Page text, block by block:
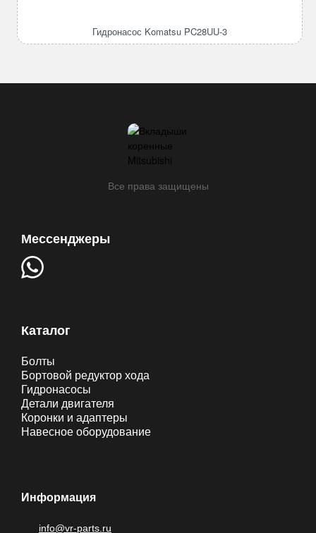
3
Гидронасос Komatsu PC28UU-3
Все права защищены
Мессенджеры
Каталог
Болты
Бортовой редуктор хода
Гидронасосы
Детали двигателя
Коронки и адаптеры
Навесное оборудование
Информация
info@vr-parts.ru